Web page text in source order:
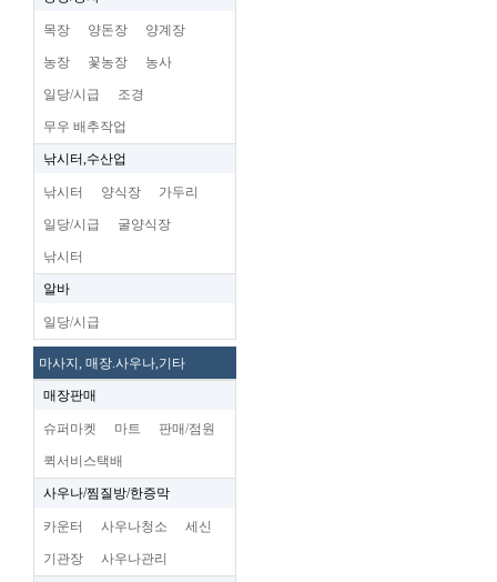
목장 양돈장 양계장
농장 꽃농장 농사
일당/시급 조경
무우 배추작업
낚시터,수산업
낚시터 양식장 가두리
일당/시급 굴양식장
낚시터
알바
일당/시급
마사지, 매장.사우나,기타
매장판매
슈퍼마켓 마트 판매/점원
퀵서비스택배
사우나/찜질방/한증막
카운터 사우나청소 세신
기관장 사우나관리